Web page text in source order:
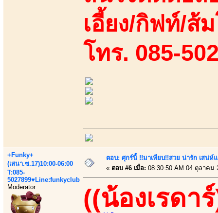
เอี้ยง/กิฟท์/ส้
โทร. 085-
+Funky+
(เสนา.ซ.17)10:00-06:00
T:085-
5027899♥Line:funkyclub
Moderator
ตอบ: ศุกร์นี้ !!มาเพียบ!!สวย น่ารัก เสน่ห์
« ตอบ #6 เมื่อ: 08:30:50 AM 04 ตุลาคม
((น้องเรดา